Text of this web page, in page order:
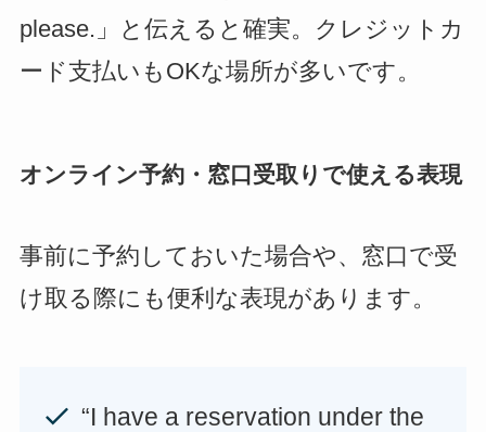
please.」と伝えると確実。クレジットカ
ード支払いもOKな場所が多いです。
オンライン予約・窓口受取りで使える表現
事前に予約しておいた場合や、窓口で受
け取る際にも便利な表現があります。
“I have a reservation under the